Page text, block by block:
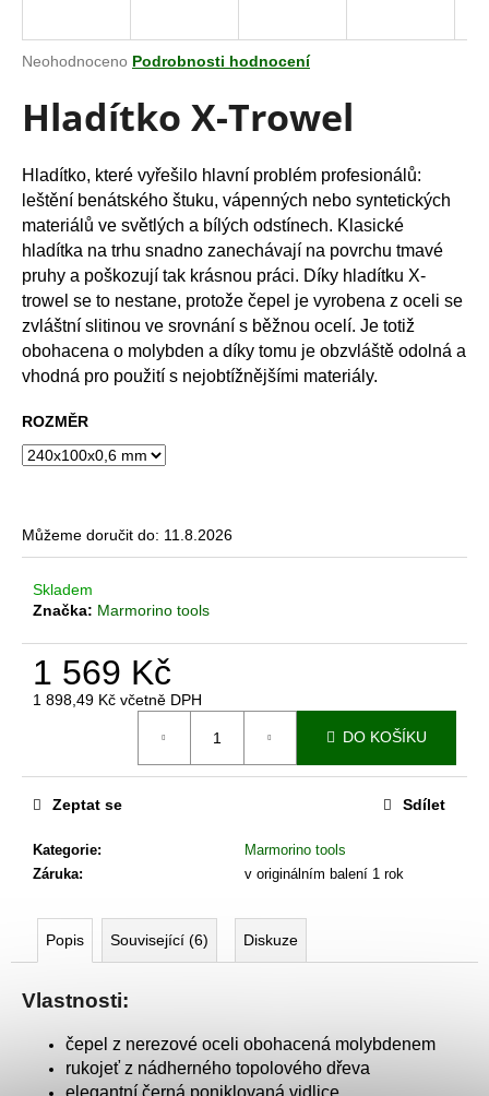
Průměrné
produktu
je
5
hvězdiček.
Neohodnoceno Podrobnosti hodnocení
Hladítko X-Trowel
Hladítko, které vyřešilo hlavní problém profesionálů:
leštění benátského štuku, vápenných nebo syntetických
materiálů ve světlých a bílých odstínech. Klasické
hladítka na trhu snadno zanechávají na povrchu tmavé
pruhy a poškozují tak krásnou práci. Díky hladítku X-
trowel se to nestane, protože čepel je vyrobena z oceli se
zvláštní slitinou ve srovnání s běžnou ocelí. Je totiž
obohacena o molybden a díky tomu je obzvláště odolná a
vhodná pro použití s ​​nejobtížnějšími materiály.
ROZMĚR
Můžeme doručit do: 11.8.2026
Skladem
Značka: Marmorino tools
1 569 Kč
1 898,49 Kč včetně DPH
DO KOŠÍKU
Kategorie:
Marmorino tools
Záruka: v originálním balení 1 rok
Zeptat se Sdílet
Popis Související (6) Diskuze
Vlastnosti:
čepel z nerezové oceli obohacená molybdenem
rukojeť z nádherného topolového dřeva
j
t
?
HLEDAT
D
o
o
r
u
j
e
m
e
BENÁTSKÝ
ŠTUK
1
651